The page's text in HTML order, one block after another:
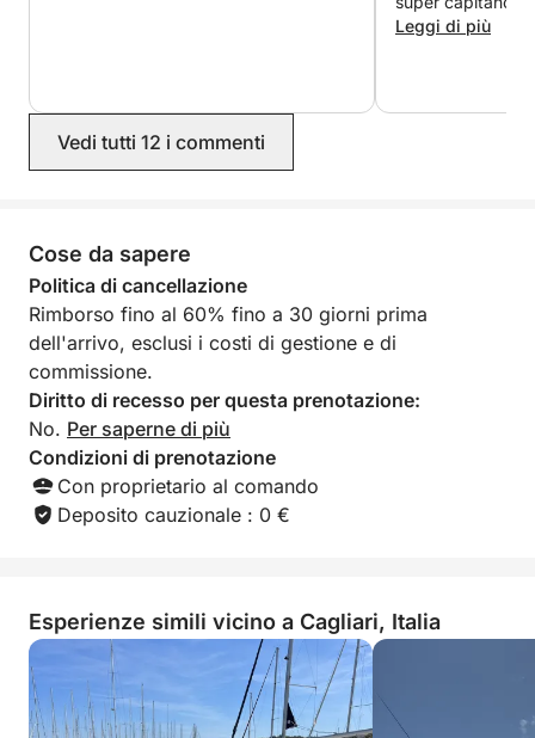
super
Leggi di più
Vedi tutti 12 i commenti
Cose da sapere
Politica di cancellazione
Rimborso fino al 60% fino a 30 giorni prima
dell'arrivo, esclusi i costi di gestione e di
commissione.
Diritto di recesso per questa prenotazione:
No. Per saperne di più
Condizioni di prenotazione
Con proprietario al comando
Deposito cauzionale : 0 €
Esperienze simili vicino a Cagliari, Italia